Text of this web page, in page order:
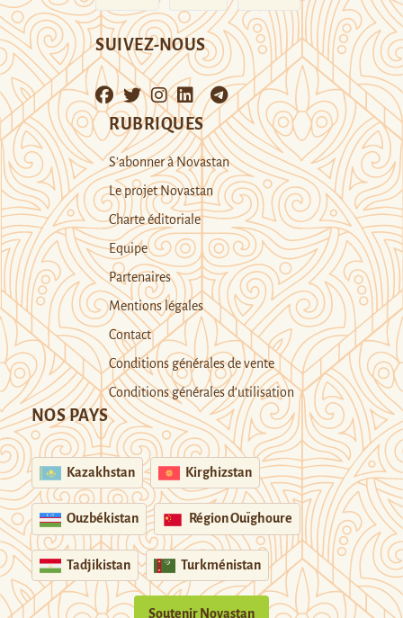
SUIVEZ-NOUS
RUBRIQUES
S’abonner à Novastan
Le projet Novastan
Charte éditoriale
Equipe
Partenaires
Mentions légales
Contact
Conditions générales de vente
Conditions générales d’utilisation
NOS PAYS
Kazakhstan Kirghizstan
Ouzbékistan Région Ouïghoure
Tadjikistan Turkménistan
Soutenir Novastan